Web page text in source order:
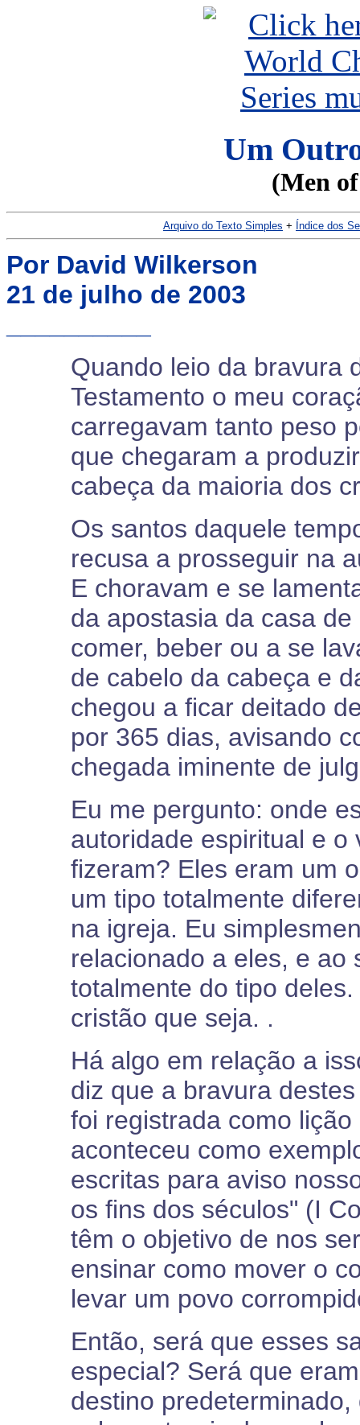
Um
(Men
Arquivo do Texto Simples + Índice dos
Por David Wilkerson
21 de julho de 2003
Quando leio da bravura
Testamento o meu
carregavam tanto peso
que chegaram a
cabeça da maioria dos
Os santos daquele
recusa a prosseguir na
E choravam e se
da apostasia da casa
comer, beber ou a se
de cabelo da cabeça e
chegou a ficar deitado
por 365 dias, avisando
chegada iminente de
Eu me pergunto: onde
autoridade espiritual e
fizeram? Eles eram um
um tipo totalmente
na igreja. Eu
relacionado a eles, e ao
totalmente do tipo
cristão que seja. .
Há algo em relação a
diz que a bravura
foi registrada como
aconteceu como
escritas para aviso
os fins dos séculos" (I
têm o objetivo de nos
ensinar como mover o
levar um povo
Então, será que esses
especial? Será que
destino